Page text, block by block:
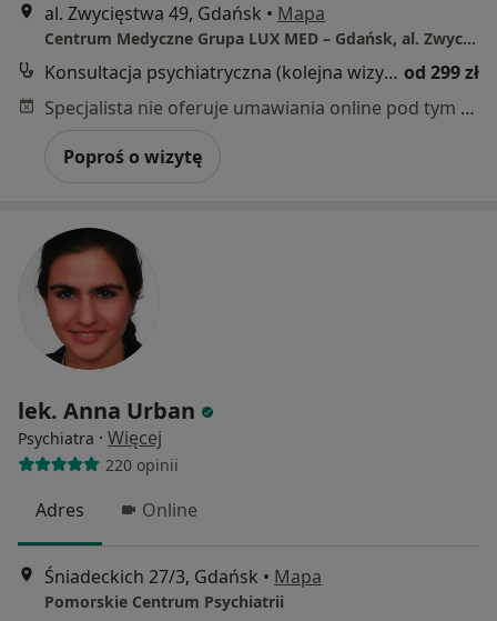
al. Zwycięstwa 49, Gdańsk • Mapa
Centrum Medyczne Grupa LUX MED – Gdańsk, al. Zwycięstwa 49
Konsultacja psychiatryczna (kolejna wizyta) od 299 zł
Specjalista nie oferuje umawiania online pod tym adresem.
Poproś o wizytę
lek. Anna Urban
Psychiatra · Więcej
220 opinii
Adres Online
Śniadeckich 27/3, Gdańsk • Mapa
Pomorskie Centrum Psychiatrii